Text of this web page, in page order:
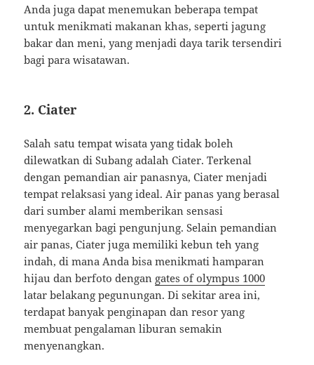
Anda juga dapat menemukan beberapa tempat
untuk menikmati makanan khas, seperti jagung
bakar dan meni, yang menjadi daya tarik tersendiri
bagi para wisatawan.
2. Ciater
Salah satu tempat wisata yang tidak boleh
dilewatkan di Subang adalah Ciater. Terkenal
dengan pemandian air panasnya, Ciater menjadi
tempat relaksasi yang ideal. Air panas yang berasal
dari sumber alami memberikan sensasi
menyegarkan bagi pengunjung. Selain pemandian
air panas, Ciater juga memiliki kebun teh yang
indah, di mana Anda bisa menikmati hamparan
hijau dan berfoto dengan gates of olympus 1000
latar belakang pegunungan. Di sekitar area ini,
terdapat banyak penginapan dan resor yang
membuat pengalaman liburan semakin
menyenangkan.